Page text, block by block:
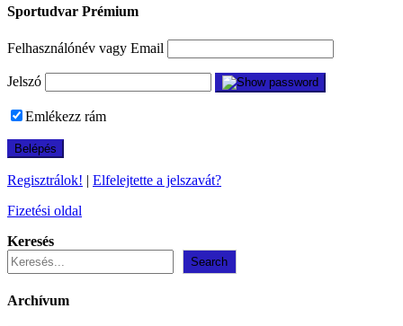
Sportudvar Prémium
Felhasználónév vagy Email
Jelszó
Emlékezz rám
Regisztrálok! | Elfelejtette a jelszavát?
Fizetési oldal
Keresés
Search
Archívum